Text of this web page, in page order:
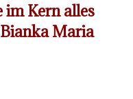
im Kern alles
Maria